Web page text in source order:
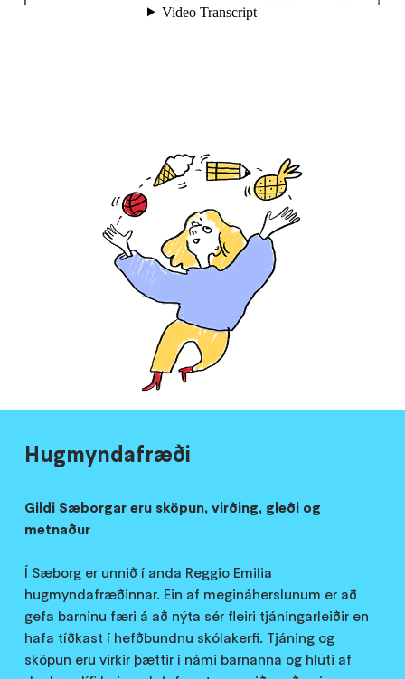
Hugmyndafræði
Gildi Sæborgar eru sköpun, virðing, gleði og
metnaður
Í Sæborg er unnið í anda Reggio Emilia
hugmyndafræðinnar. Ein af megináherslunum er að
gefa barninu færi á að nýta sér fleiri tjáningarleiðir en
hafa tíðkast í hefðbundnu skólakerfi. Tjáning og
sköpun eru virkir þættir í námi barnanna og hluti af